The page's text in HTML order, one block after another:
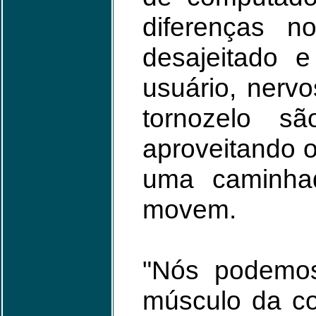
diferenças
desajeitado
usuário,
tornozelo
aproveitando
uma
movem.
"Nós
músculo da